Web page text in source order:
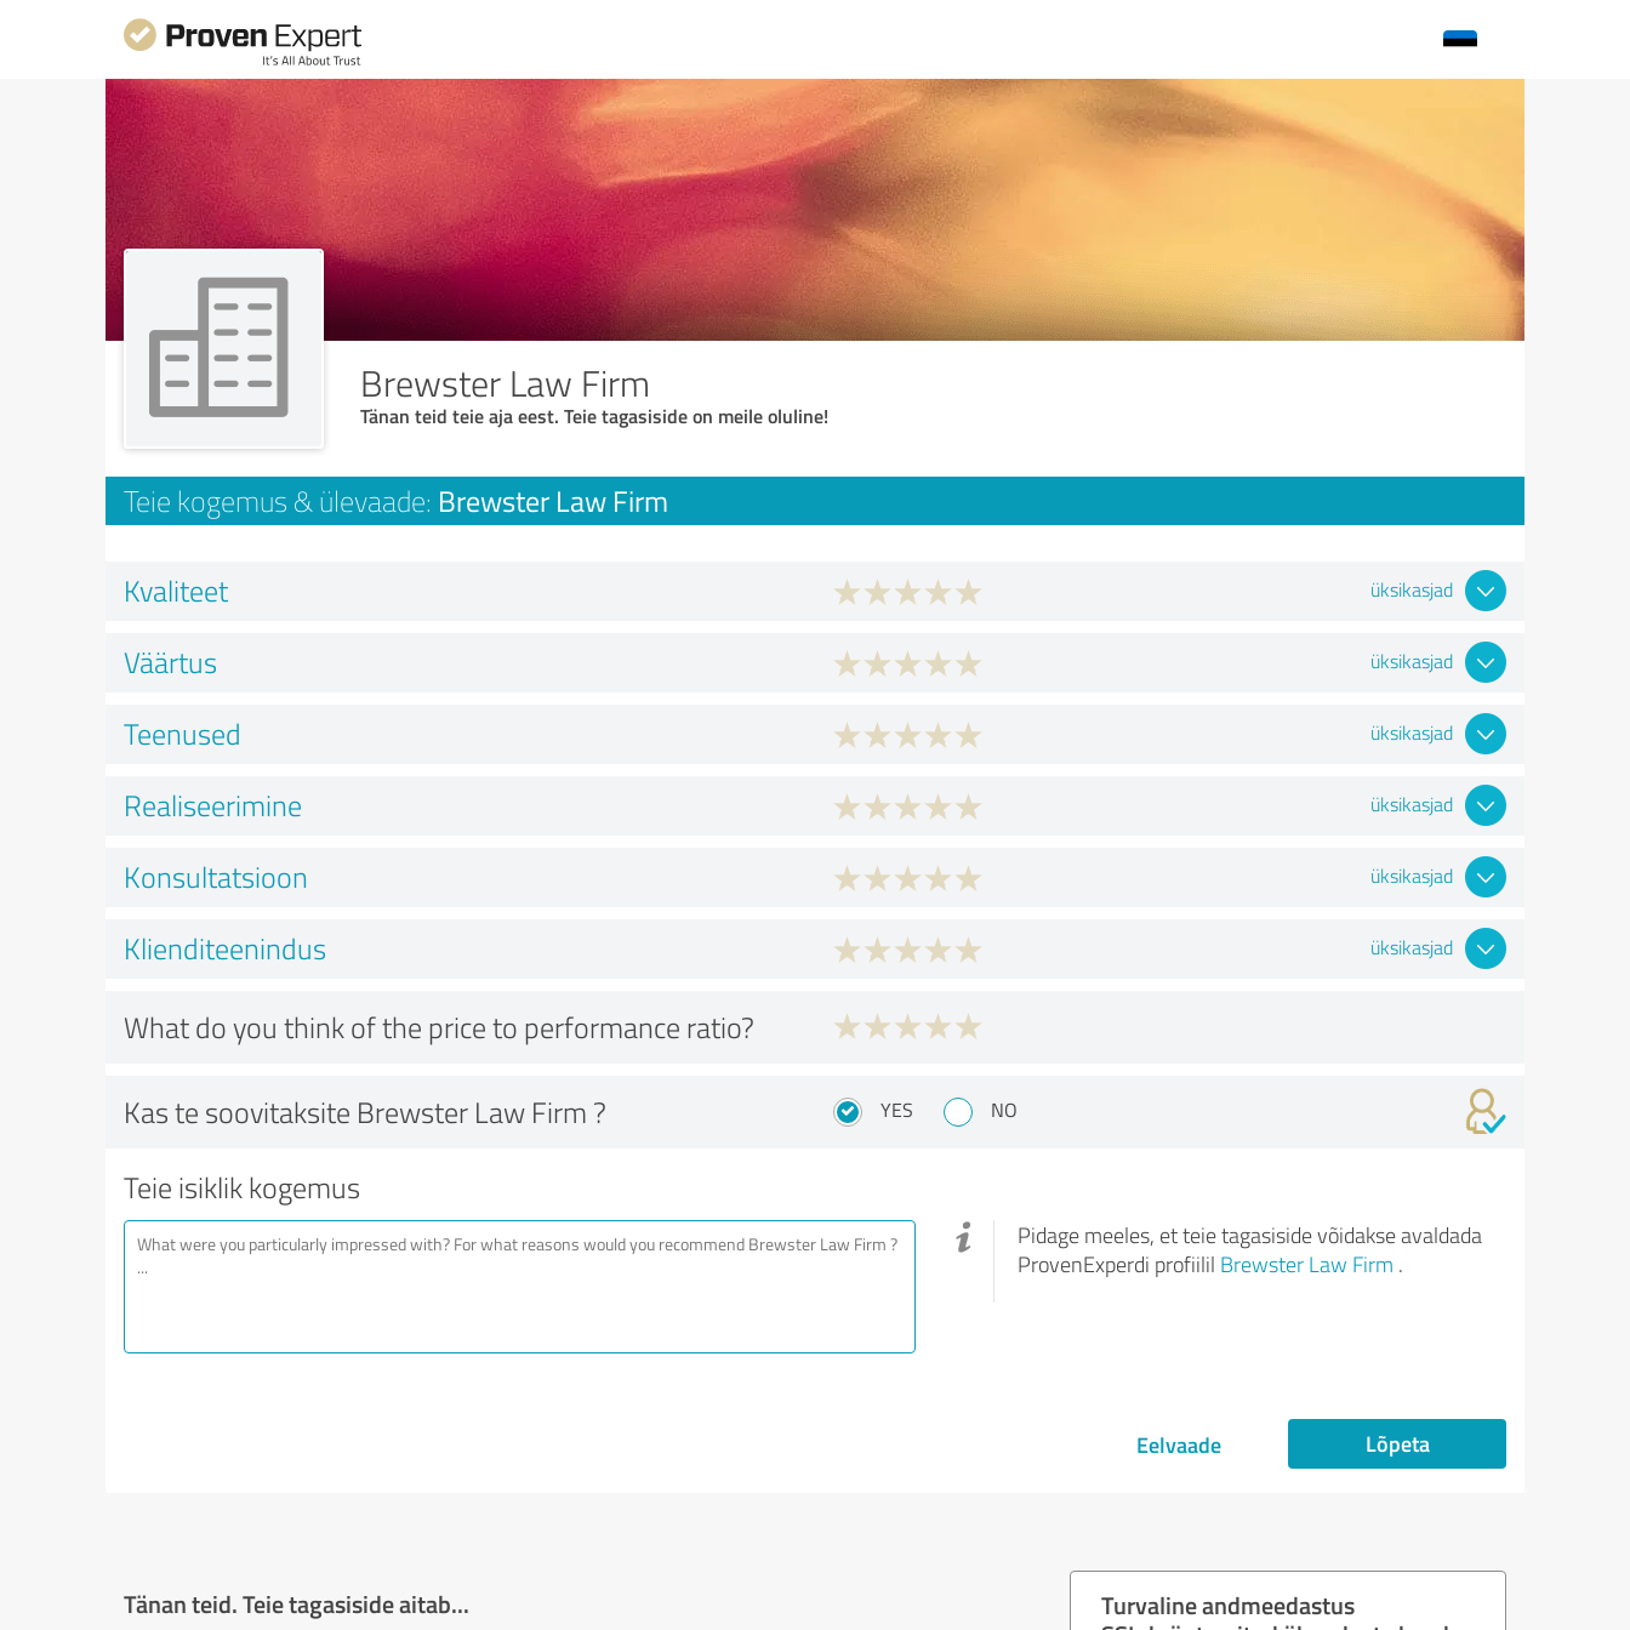
Brewster Law Firm
Tänan teid teie aja eest. Teie tagasiside on meile oluline!
Teie kogemus & ülevaade: Brewster Law Firm
Kvaliteet üksikasjad
Väärtus üksikasjad
Teenused üksikasjad
Realiseerimine üksikasjad
Konsultatsioon üksikasjad
Klienditeenindus üksikasjad
What do you think of the price to performance ratio?
Kas te soovitaksite Brewster Law Firm ? YES NO
Teie isiklik kogemus
Pidage meeles, et teie tagasiside võidakse avaldada
ProvenExperdi profiilil Brewster Law Firm .
Eelvaade Lõpeta
Tänan teid. Teie tagasiside aitab...
Turvaline andmeedastus